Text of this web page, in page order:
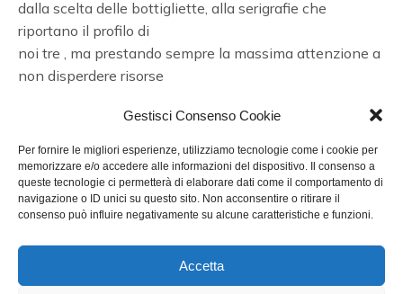
Gestisci Consenso Cookie
Per fornire le migliori esperienze, utilizziamo tecnologie come i cookie per
memorizzare e/o accedere alle informazioni del dispositivo. Il consenso a
queste tecnologie ci permetterà di elaborare dati come il comportamento di
navigazione o ID unici su questo sito. Non acconsentire o ritirare il
consenso può influire negativamente su alcune caratteristiche e funzioni.
Accetta
dalla scelta delle bottigliette, alla serigrafie che
riportano il profilo di
noi tre , ma prestando sempre la massima attenzione a
non disperdere risorse
questo ed anche altro ,
dovrei ringraziare una serie importante di professionisti
amici che hanno
collaborato con me e che appena mi autorizzeranno e
se ne avrò ancora voglia,